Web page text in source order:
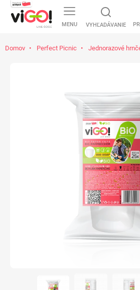
MENU VYHĽADÁVANIE
Domov Perfect Picnic Jednorazové